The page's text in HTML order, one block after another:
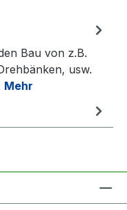
Bau von z.B.
usw.
Mehr